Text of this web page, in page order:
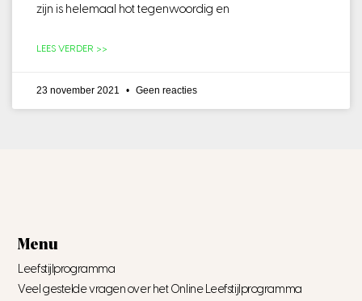
zijn is helemaal hot tegenwoordig en
LEES VERDER >>
23 november 2021 Geen reacties
Menu
Leefstijlprogramma
Veel gestelde vragen over het Online Leefstijlprogramma